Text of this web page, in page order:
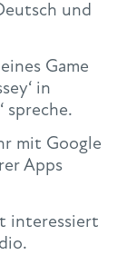
und
Game
in
spreche.
mit Google
Apps
interessiert